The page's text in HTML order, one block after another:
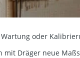
oder
mit Dräger neue